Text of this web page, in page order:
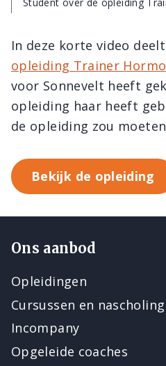
In deze korte video
opleiding Trainer
voor Sonnevelt heeft
opleiding haar heeft
de opleiding zou
Bekijk de opleiding
Ons aanbod
Opleidingen
Cursussen en nascholing
Incompany
Opgeleide coaches